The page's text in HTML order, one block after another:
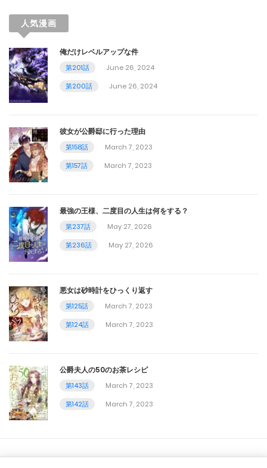
November 1, 2023
第141話
October 27, 2023
October 26, 2023
第139話
October 19, 2023
第138話
October 18, 2023
第137話
第136話
October 11, 2023
October 5, 2023
第134話
人気漫画
俺だけレベルアップな件
第201話
June 26, 2024
第200話
June 26, 2024
彼女が公爵邸に行った理由
第158話
March 7, 2023
第157話
March 7, 2023
最強の王様、二度目の人生は何をする？
第237話
May 27, 2026
第236話
May 27, 2026
悪女は砂時計をひっくり返す
第125話
March 7, 2023
第124話
March 7, 2023
公爵夫人の50のお茶レシピ
第143話
March 7, 2023
第142話
March 7, 2023